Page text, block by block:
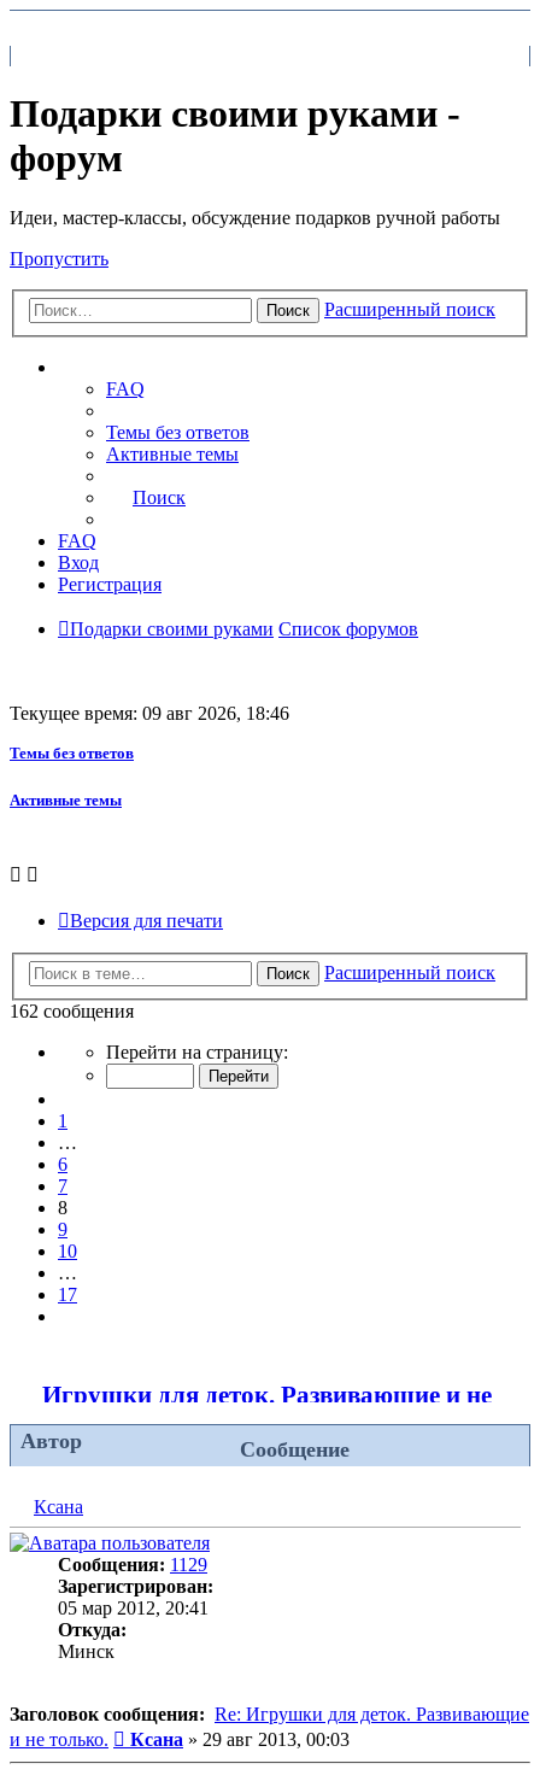
Подарки своими руками -
форум
Идеи, мастер-классы, обсуждение подарков ручной работы
Пропустить
Поиск Расширенный поиск
FAQ
Темы без ответов
Активные темы
Поиск
FAQ
Вход
Регистрация
Подарки своими руками Список форумов
Текущее время: 09 авг 2026, 18:46
Темы без ответов
Активные темы
Версия для печати
Поиск
Расширенный поиск
162 сообщения
Страница
17
Перейти на страницу:
1
…
6
7
8
9
10
…
17
Игрушки для деток. Развивающие и не
Автор Сообщение
Ксана
Сообщения: 1129
Зарегистрирован:
05 мар 2012, 20:41
Откуда:
Минск
Заголовок сообщения: Re: Игрушки для деток. Развивающие
и не только.
Сообщение
Ксана » 29 авг 2013, 00:03